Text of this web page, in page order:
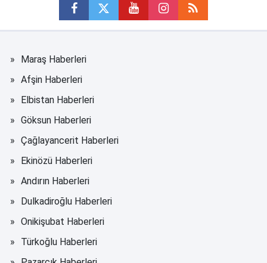
Maraş Haberleri
Afşin Haberleri
Elbistan Haberleri
Göksun Haberleri
Çağlayancerit Haberleri
Ekinözü Haberleri
Andırın Haberleri
Dulkadiroğlu Haberleri
Onikişubat Haberleri
Türkoğlu Haberleri